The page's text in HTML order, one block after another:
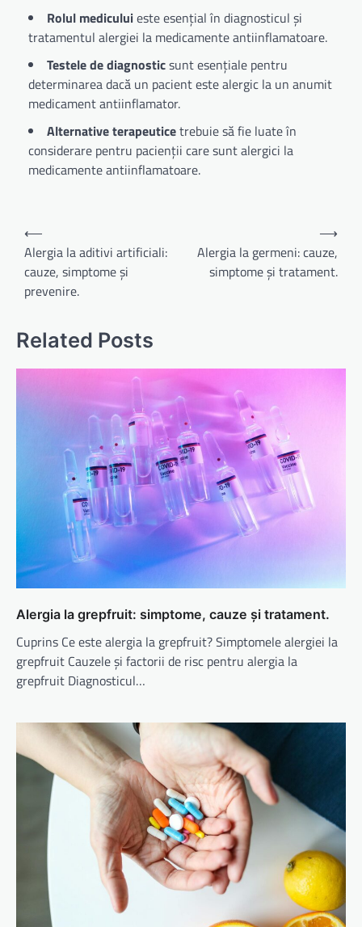
Rolul mediculuieste esențial în diagnosticul și
tratamentul alergiei la medicamente antiinflamatoare.
Testele de diagnosticsunt esențiale pentru
determinarea dacă un pacient este alergic la un anumit
medicament antiinflamator.
Alternative terapeuticetrebuie să fie luate în
considerare pentru pacienții care sunt alergici la
medicamente antiinflamatoare.
Navigare
în
articole
⟵
Alergia la aditivi artificiali:
cauze, simptome și
prevenire.
Alergia la germeni: cauze,
simptome și tratament.
⟶
Related Posts
Alergia la grepfruit: simptome, cauze și tratament.
Cuprins Ce este alergia la grepfruit? Simptomele alergiei la
grepfruit Cauzele și factorii de risc pentru alergia la
grepfruit Diagnosticul…